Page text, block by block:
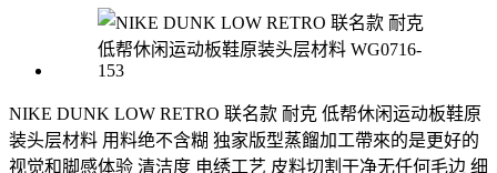
NIKE DUNK LOW RETRO 联名款 耐克 低帮休闲运动板鞋原
装头层材料 用料绝不含糊 独家版型蒸餾加工帶來的是更好的
视觉和脚感体验 清洁度 电绣工艺 皮料切割干净无任何毛边 细